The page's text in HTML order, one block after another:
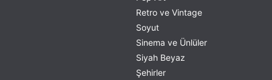
Retro ve Vintage
Soyut
Sinema ve Ünlüler
Siyah Beyaz
Şehirler